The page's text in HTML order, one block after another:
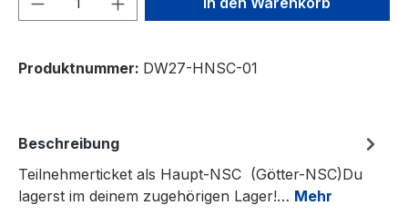
Produktnummer: DW27-HNSC-01
Beschreibung
Teilnehmerticket als Haupt-NSC (Götter-NSC)Du
lagerst im deinem zugehörigen Lager!… Mehr